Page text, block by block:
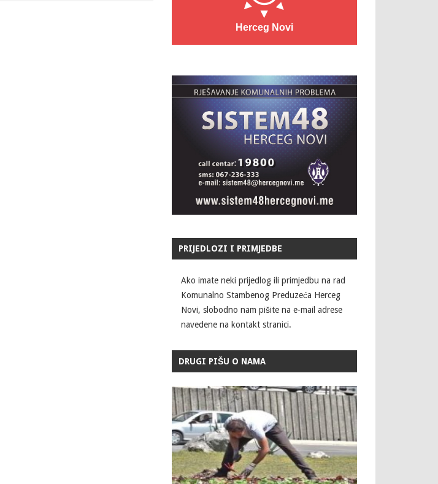
Herceg Novi
PRIJEDLOZI I PRIMJEDBE
Ako imate neki prijedlog ili primjedbu na rad
Komunalno Stambenog Preduzeća Herceg
Novi, slobodno nam pišite na e-mail adrese
navedene na kontakt stranici.
DRUGI PIŠU O NAMA